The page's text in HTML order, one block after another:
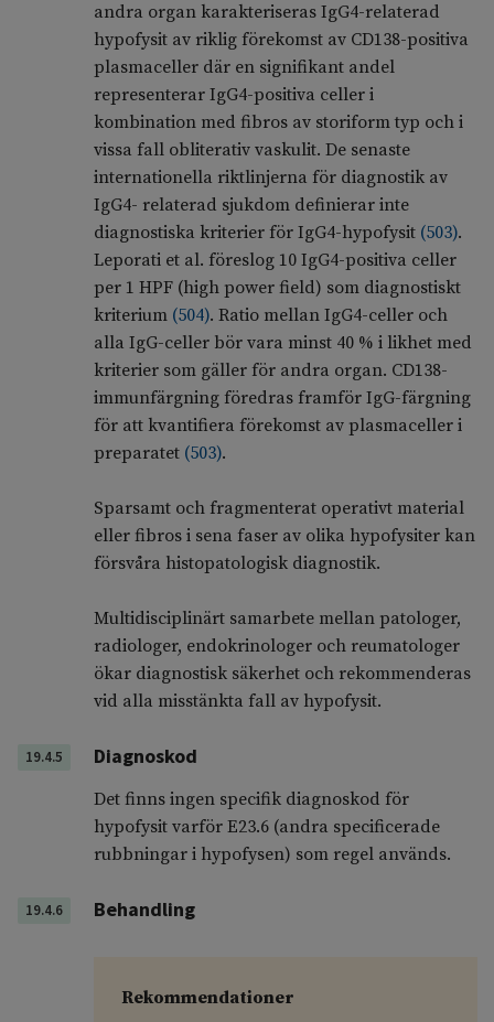
andra organ karakteriseras IgG4-relaterad
hypofysit av riklig förekomst av CD138-positiva
plasmaceller där en signifikant andel
representerar IgG4-positiva celler i
kombination med fibros av storiform typ och i
vissa fall obliterativ vaskulit. De senaste
internationella riktlinjerna för diagnostik av
IgG4- relaterad sjukdom definierar inte
diagnostiska kriterier för IgG4-hypofysit (503).
Leporati et al. föreslog 10 IgG4-positiva celler
per 1 HPF (high power field) som diagnostiskt
kriterium (504). Ratio mellan IgG4-celler och
alla IgG-celler bör vara minst 40 % i likhet med
kriterier som gäller för andra organ. CD138-
immunfärgning föredras framför IgG-färgning
för att kvantifiera förekomst av plasmaceller i
preparatet (503).
Sparsamt och fragmenterat operativt material
eller fibros i sena faser av olika hypofysiter kan
försvåra histopatologisk diagnostik.
Multidisciplinärt samarbete mellan patologer,
radiologer, endokrinologer och reumatologer
ökar diagnostisk säkerhet och rekommenderas
vid alla misstänkta fall av hypofysit.
19.4.5 Diagnoskod
Det finns ingen specifik diagnoskod för
hypofysit varför E23.6 (andra specificerade
rubbningar i hypofysen) som regel används.
19.4.6 Behandling
Rekommendationer